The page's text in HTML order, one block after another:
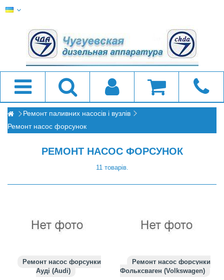
Ремонт паливних насосів і вузлів
Ремонт насос форсунок
РЕМОНТ НАСОС ФОРСУНОК
11 товарів.
Ремонт насос форсунки
Ауді (Audi)
Ремонт насос форсунки
Фольксваген (Volkswagen)